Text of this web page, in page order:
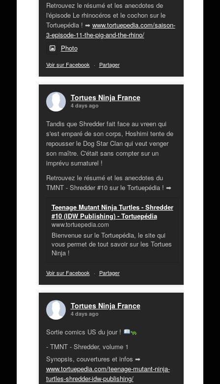
Retrouvez le résumé et les anecdotes de
l'épisode Le rhinocéros et le cochon sur le
Tortuepédia ! ➡ www.tortuepedia.com/saison-
3-episode-11-the-pig-and-the-rhino/
Photo
Voir sur Facebook · Partager
Tortues Ninja France
4 days ago
Tandis que Shredder fait face au vreen qui
s'est emparé de son corps, Hoshimi tente de
repousser le Dog Star Clan qui veut venger
son maître. C'était sans compter sur un
imprévu surnaturel !
Retrouvez le résumé et les anecdotes du
TMNT - Shredder #10 sur le Tortuepédia ! ➡
Teenage Mutant Ninja Turtles - Shredder
#10 (IDW Publishing) - Tortuepédia
www.tortuepedia.com
Bienvenue sur le Tortuepédia, le site qui
vous permet de tout savoir sur les Tortues
Ninja !
Voir sur Facebook · Partager
Tortues Ninja France
4 days ago
Sortie comics US du jour !
- TMNT - Shredder, volume 1
Synopsis, couvertures et infos ➡
www.tortuepedia.com/teenage-mutant-ninja-
turtles-shredder-idw-publishing/